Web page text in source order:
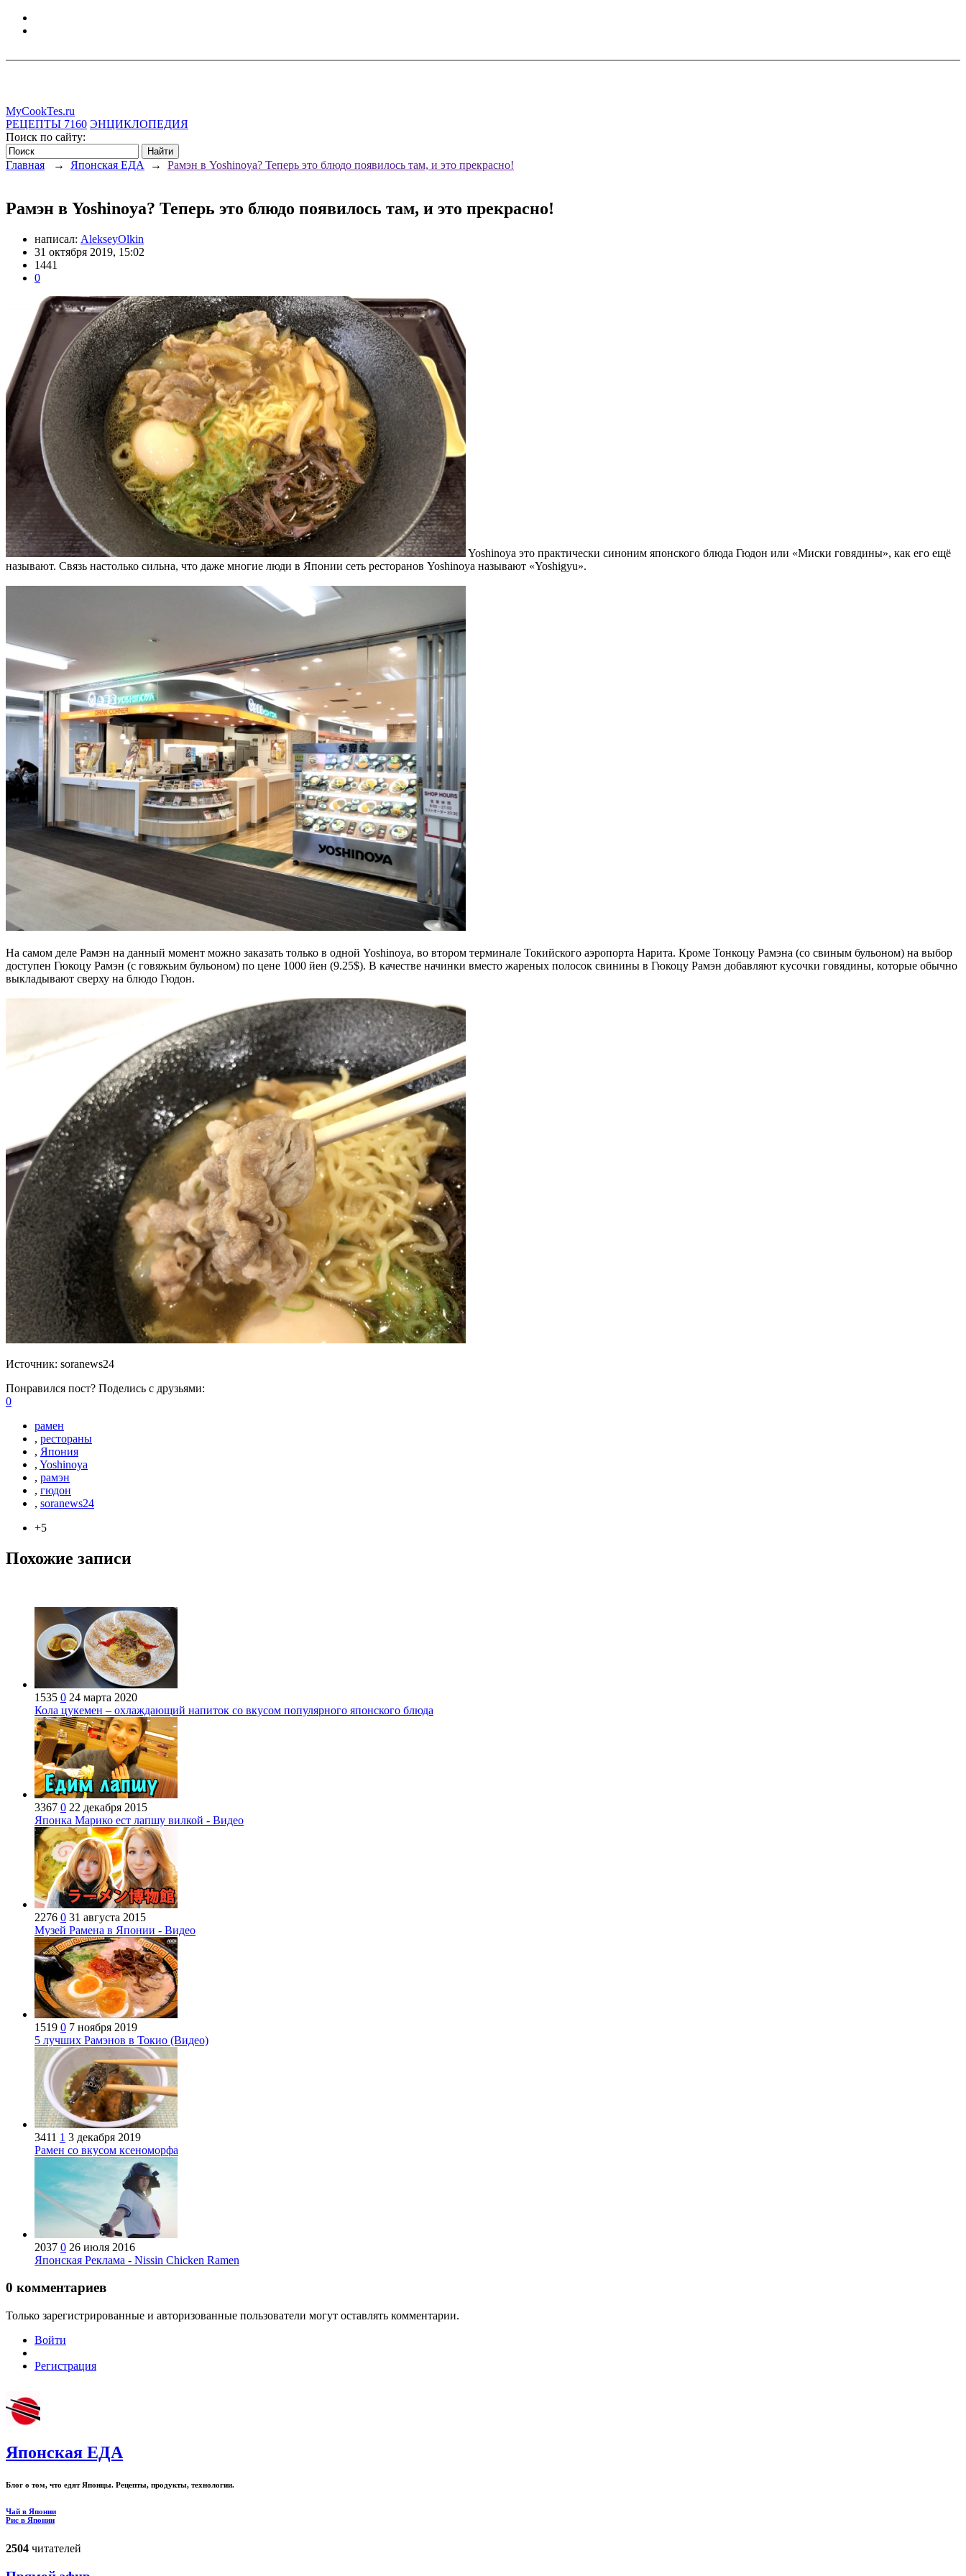
MyCookTes.ru
РЕЦЕПТЫ 7160 ЭНЦИКЛОПЕДИЯ
Поиск по сайту:
Главная → Японская ЕДА → Рамэн в Yoshinoya? Теперь это блюдо появилось там, и это прекрасно!
Рамэн в Yoshinoya? Теперь это блюдо появилось там, и это прекрасно!
написал: AlekseyOlkin
31 октября 2019, 15:02
1441
0
Yoshinoya это практически синоним японского блюда Гюдон или «Миски говядины», как его ещё
называют. Связь настолько сильна, что даже многие люди в Японии сеть ресторанов Yoshinoya называют «Yoshigyu».
На самом деле Рамэн на данный момент можно заказать только в одной Yoshinoya, во втором терминале Токийского аэропорта Нарита. Кроме Тонкоцу Рамэна (со свиным бульоном) на выбор
доступен Гюкоцу Рамэн (с говяжьим бульоном) по цене 1000 йен (9.25$). В качестве начинки вместо жареных полосок свинины в Гюкоцу Рамэн добавляют кусочки говядины, которые обычно
выкладывают сверху на блюдо Гюдон.
Источник: soranews24
Понравился пост? Поделись с друзьями:
0
рамен
, рестораны
, Япония
, Yoshinoya
, рамэн
, гюдон
, soranews24
+5
Похожие записи
1535 0 24 марта 2020
Кола цукемен – охлаждающий напиток со вкусом популярного японского блюда
3367 0 22 декабря 2015
Японка Марико ест лапшу вилкой - Видео
2276 0 31 августа 2015
Музей Рамена в Японии - Видео
1519 0 7 ноября 2019
5 лучших Рамэнов в Токио (Видео)
3411 1 3 декабря 2019
Рамен со вкусом ксеноморфа
2037 0 26 июля 2016
Японская Реклама - Nissin Chicken Ramen
0 комментариев
Только зарегистрированные и авторизованные пользователи могут оставлять комментарии.
Войти
Регистрация
Японская ЕДА
Блог о том, что едят Японцы. Рецепты, продукты, технологии.
Чай в Японии
Рис в Японии
2504 читателей